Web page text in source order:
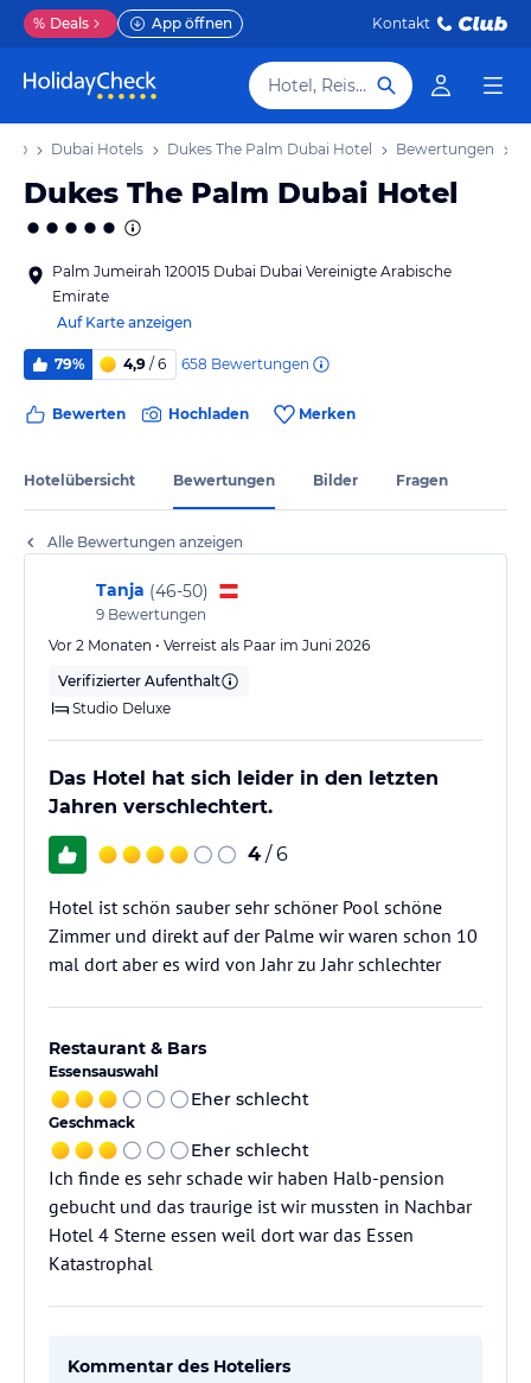
% Deals App öffnen Kontakt
Hotel, Reiseziel
Dubai Hotels Dukes The Palm Dubai Hotel Bewertungen
Dukes The Palm Dubai Hotel
Palm Jumeirah 120015 Dubai Dubai Vereinigte Arabische
Emirate
Auf Karte anzeigen
79% 4,9 / 6 658 Bewertungen
Bewerten Hochladen Merken
Hotelübersicht Bewertungen Bilder Fragen
Alle Bewertungen anzeigen
Tanja (46-50)
9 Bewertungen
Vor 2 Monaten • Verreist als Paar im Juni 2026
Verifizierter Aufenthalt
Studio Deluxe
Das Hotel hat sich leider in den letzten
Jahren verschlechtert.
4 / 6
Hotel ist schön sauber sehr schöner Pool schöne
Zimmer und direkt auf der Palme wir waren schon 10
mal dort aber es wird von Jahr zu Jahr schlechter
Restaurant & Bars
Essensauswahl
Eher schlecht
Geschmack
Eher schlecht
Ich finde es sehr schade wir haben Halb-pension
gebucht und das traurige ist wir mussten in Nachbar
Hotel 4 Sterne essen weil dort war das Essen
Katastrophal
Kommentar des Hoteliers